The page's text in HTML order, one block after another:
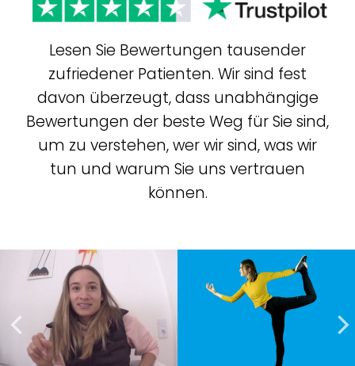
Lesen Sie Bewertungen tausender
zufriedener Patienten. Wir sind fest
davon überzeugt, dass unabhängige
Bewertungen der beste Weg für Sie sind,
um zu verstehen, wer wir sind, was wir
tun und warum Sie uns vertrauen
können.